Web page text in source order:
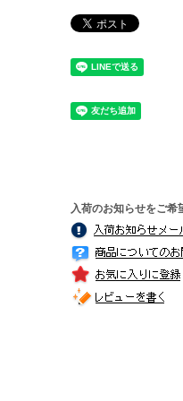
入荷のお知らせをご希